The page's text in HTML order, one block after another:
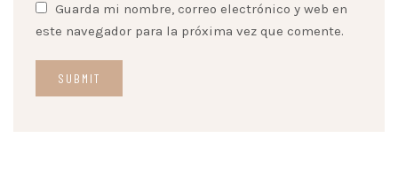
Guarda mi nombre, correo electrónico y web en
este navegador para la próxima vez que comente.